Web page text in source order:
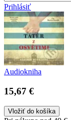
Prihlásiť
Audiokniha
15,67 €
Vložiť do košíka